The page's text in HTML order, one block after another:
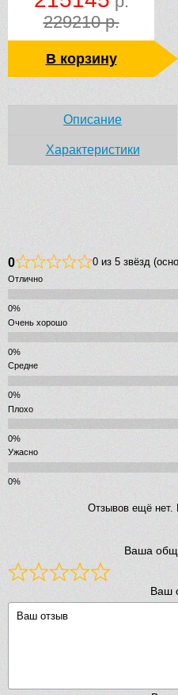
229210 р.
В корзину
Описание
Характеристики
0 0 из 5 звёзд
Отлично
Очень хорошо
Средне
Плохо
Ужасно
Отзывов ещё нет.
Ваша
Ваш